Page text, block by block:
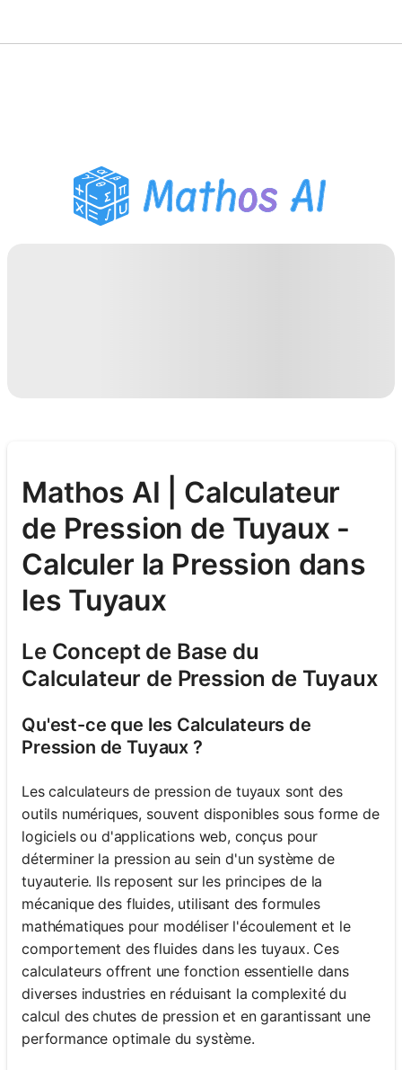
Assistant Devoirs PDF
Outils d'étude
Mathos AI | Calculateur
de Pression de Tuyaux -
Calculer la Pression dans
les Tuyaux
Le Concept de Base du
Calculateur de Pression de Tuyaux
Qu'est-ce que les Calculateurs de
Pression de Tuyaux ?
Les calculateurs de pression de tuyaux sont des
outils numériques, souvent disponibles sous forme de
logiciels ou d'applications web, conçus pour
déterminer la pression au sein d'un système de
tuyauterie. Ils reposent sur les principes de la
mécanique des fluides, utilisant des formules
mathématiques pour modéliser l'écoulement et le
comportement des fluides dans les tuyaux. Ces
calculateurs offrent une fonction essentielle dans
diverses industries en réduisant la complexité du
calcul des chutes de pression et en garantissant une
performance optimale du système.